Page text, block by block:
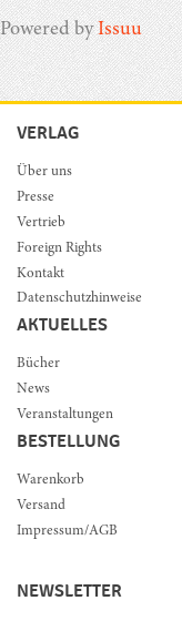
Powered byIssuu
VERLAG
Über uns
Presse
Vertrieb
Foreign Rights
Kontakt
Datenschutzhinweise
AKTUELLES
Bücher
News
Veranstaltungen
BESTELLUNG
Warenkorb
Versand
Impressum/AGB
NEWSLETTER